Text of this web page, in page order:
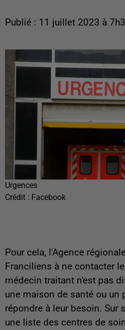
Publié : 11 juillet 2023 à
Urgences
Crédit : Facebook
Pour cela, l'Agence
Franciliens à ne contacter
médecin traitant n'est pas
une maison de santé ou un
répondre à leur besoin. Sur
une liste des centres de